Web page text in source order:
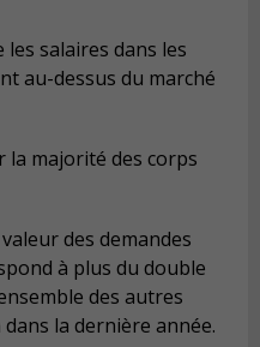
les salaires dans les
au-dessus du marché
la majorité des corps
des demandes
à plus du double
des autres
la dernière année.